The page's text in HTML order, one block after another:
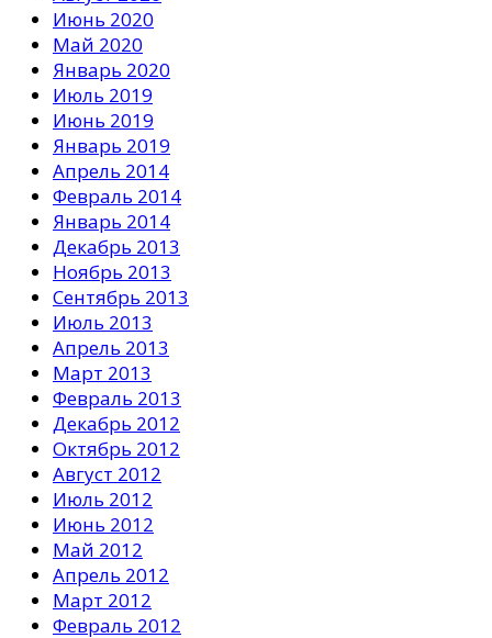
Июнь 2020
Май 2020
Январь 2020
Июль 2019
Июнь 2019
Январь 2019
Апрель 2014
Февраль 2014
Январь 2014
Декабрь 2013
Ноябрь 2013
Сентябрь 2013
Июль 2013
Апрель 2013
Март 2013
Февраль 2013
Декабрь 2012
Октябрь 2012
Август 2012
Июль 2012
Июнь 2012
Май 2012
Апрель 2012
Март 2012
Февраль 2012